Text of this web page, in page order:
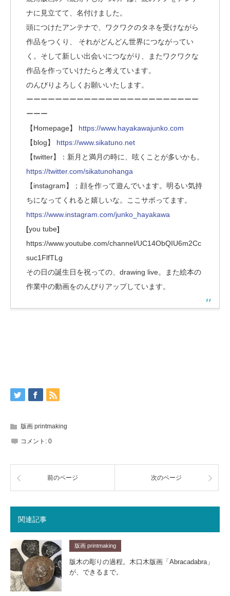
ナに見立てて、名付けました。
頭につけたアンテナで、ワクワクのタネを受けながら
作品をつくり、 それがどんどん世界につながってい
く。そして新しい出会いにつながり、またワクワクな
作品を作っていけたらと考えています。
のんびりよろしくお願いいたします。
ーーーーーーーーーーーーーーーーーーーーーーーー
ーーー
【Homepage】 https://www.hayakawajunko.com
【blog】 https://www.sikatuno.net
【twitter】：新月と満月の時に、呟くことが多いかも。
https://twitter.com/sikatunohanga
【instagram】；顔を作って遊んでいます。明るい気持
ちになってくれると嬉しいな。ここサボってます。
https://www.instagram.com/junko_hayakawa
[you tube]
https://www.youtube.com/channel/UC14ObQIU6m2Cc
suc1FlfTLg
その日の誕生日を祝っての、drawing live。また絵本の
作業中の動画をのんびりアップしています。
版画 printmaking
コメント: 0
前のページ 次のページ
関連記事
版画 printmaking
版木の彫りの過程。木口木版画「Abracadabra」
が、できるまで。